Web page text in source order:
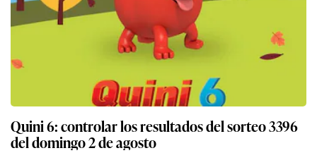
Quini 6: controlar los resultados del sorteo 3396
del domingo 2 de agosto